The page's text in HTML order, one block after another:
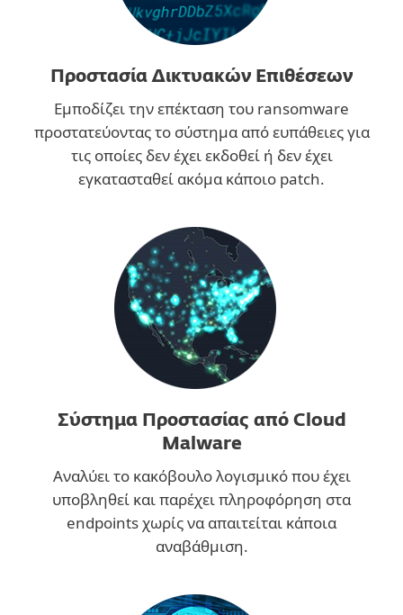
Προστασία Δικτυακών Επιθέσεων
Εμποδίζει την επέκταση του ransomware
προστατεύοντας το σύστημα από ευπάθειες για
τις οποίες δεν έχει εκδοθεί ή δεν έχει
εγκατασταθεί ακόμα κάποιο patch.
Σύστημα Προστασίας από Cloud
Malware
Αναλύει το κακόβουλο λογισμικό που έχει
υποβληθεί και παρέχει πληροφόρηση στα
endpoints χωρίς να απαιτείται κάποια
αναβάθμιση.